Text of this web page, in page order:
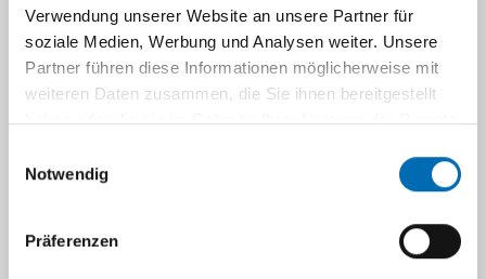
Verwendung unserer Website an unsere Partner für
soziale Medien, Werbung und Analysen weiter. Unsere
Partner führen diese Informationen möglicherweise mit
weiteren Daten zusammen, die Sie ihnen bereitgestellt
haben oder die sie im Rahmen Ihrer Nutzung der Dienste
Notwendig
Präferenzen
Informationen für Patienten
Unsere Zentren / Behandlungsschwerpunkte